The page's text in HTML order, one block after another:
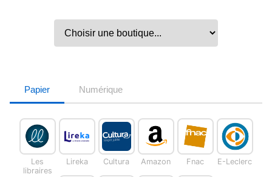
Papier Numérique
Les
libraires
Lireka Cultura Amazon Fnac E-Leclerc